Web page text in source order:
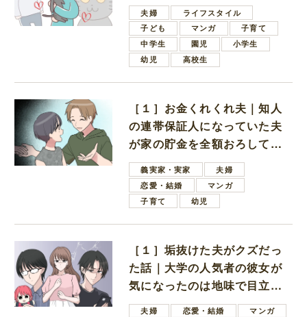
夫婦
ライフスタイル
子ども
マンガ
子育て
中学生
園児
小学生
幼児
高校生
［１］お金くれくれ夫｜知人
の連帯保証人になっていた夫
が家の貯金を全額おろしてほ
しいと言ってきた
義実家・実家
夫婦
恋愛・結婚
マンガ
子育て
幼児
［１］垢抜けた夫がクズだっ
た話｜大学の人気者の彼女が
気になったのは地味で目立た
ない男子学生
夫婦 恋愛・結婚
マンガ